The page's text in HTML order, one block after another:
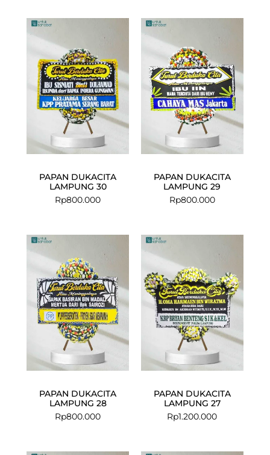
PAPAN DUKACITA
LAMPUNG 30
Rp800.000
PAPAN DUKACITA
LAMPUNG 29
Rp800.000
PAPAN DUKACITA
LAMPUNG 28
Rp800.000
PAPAN DUKACITA
LAMPUNG 27
Rp1.200.000